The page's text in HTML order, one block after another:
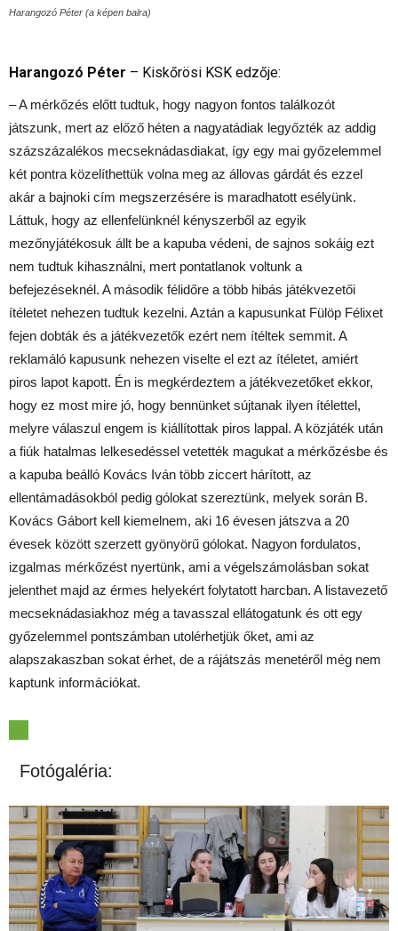
Harangozó Péter (a képen balra)
Harangozó Péter – Kiskőrösi KSK edzője:
– A mérkőzés előtt tudtuk, hogy nagyon fontos találkozót
játszunk, mert az előző héten a nagyatádiak legyőzték az addig
százszázalékos mecseknádasdiakat, így egy mai győzelemmel
két pontra közelíthettük volna meg az állovas gárdát és ezzel
akár a bajnoki cím megszerzésére is maradhatott esélyünk.
Láttuk, hogy az ellenfelünknél kényszerből az egyik
mezőnyjátékosuk állt be a kapuba védeni, de sajnos sokáig ezt
nem tudtuk kihasználni, mert pontatlanok voltunk a
befejezéseknél. A második félidőre a több hibás játékvezetői
ítéletet nehezen tudtuk kezelni. Aztán a kapusunkat Fülöp Félixet
fejen dobták és a játékvezetők ezért nem ítéltek semmit. A
reklamáló kapusunk nehezen viselte el ezt az ítéletet, amiért
piros lapot kapott. Én is megkérdeztem a játékvezetőket ekkor,
hogy ez most mire jó, hogy bennünket sújtanak ilyen ítélettel,
melyre válaszul engem is kiállítottak piros lappal. A közjáték után
a fiúk hatalmas lelkesedéssel vetették magukat a mérkőzésbe és
a kapuba beálló Kovács Iván több ziccert hárított, az
ellentámadásokból pedig gólokat szereztünk, melyek során B.
Kovács Gábort kell kiemelnem, aki 16 évesen játszva a 20
évesek között szerzett gyönyörű gólokat. Nagyon fordulatos,
izgalmas mérkőzést nyertünk, ami a végelszámolásban sokat
jelenthet majd az érmes helyekért folytatott harcban. A listavezető
mecseknádasiakhoz még a tavasszal ellátogatunk és ott egy
győzelemmel pontszámban utolérhetjük őket, ami az
alapszakaszban sokat érhet, de a rájátszás menetéről még nem
kaptunk információkat.
Fotógaléria: